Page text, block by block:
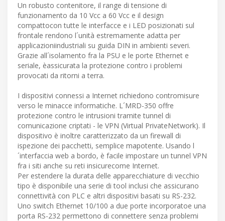
Un robusto contenitore, il range di tensione di
funzionamento da 10 Vcc a 60 Vcc e il design
compattocon tutte le interfacce e i LED posizionati sul
frontale rendono l´unità estremamente adatta per
applicazioniindustriali su guida DIN in ambienti severi.
Grazie all´isolamento fra la PSU e le porte Ethernet e
seriale, èassicurata la protezione contro i problemi
provocati da ritorni a terra.
I dispositivi connessi a Internet richiedono contromisure
verso le minacce informatiche. L´MRD-350 offre
protezione contro le intrusioni tramite tunnel di
comunicazione criptati - le VPN (Virtual PrivateNetwork). Il
dispositivo è inoltre caratterizzato da un firewall di
ispezione dei pacchetti, semplice mapotente. Usando l
´interfaccia web a bordo, è facile impostare un tunnel VPN
fra i siti anche su reti insicurecome Internet.
Per estendere la durata delle apparecchiature di vecchio
tipo è disponibile una serie di tool inclusi che assicurano
connettività con PLC e altri dispositivi basati su RS-232.
Uno switch Ethernet 10/100 a due porte incorporatoe una
porta RS-232 permettono di connettere senza problemi